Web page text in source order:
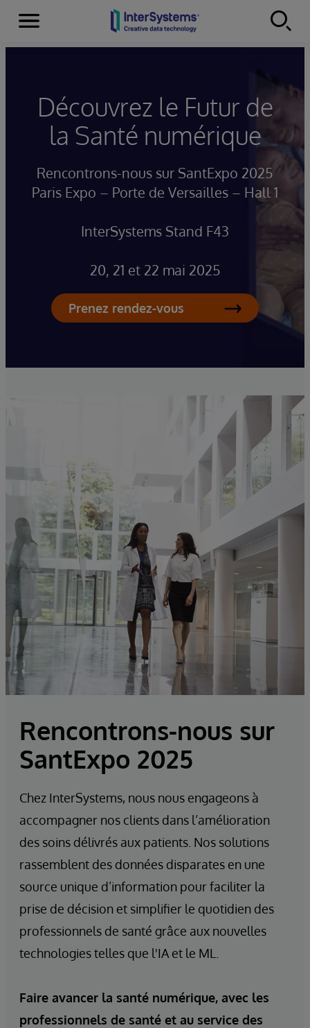
Skip to content
Menu
Découvrez le Futur de
la Santé numérique
Rencontrons-nous sur SantExpo 2025
Paris Expo – Porte de Versailles – Hall 1
InterSystems Stand F43
20, 21 et 22 mai 2025
Prenez rendez-vous
Rencontrons-nous sur
SantExpo 2025
Chez InterSystems, nous nous engageons à
accompagner nos clients dans l’amélioration
des soins délivrés aux patients. Nos solutions
rassemblent des données disparates en une
source unique d’information pour faciliter la
prise de décision et simplifier le quotidien des
professionnels de santé grâce aux nouvelles
technologies telles que l'IA et le ML.
Faire avancer la santé numérique, avec les
professionnels de santé et au service des